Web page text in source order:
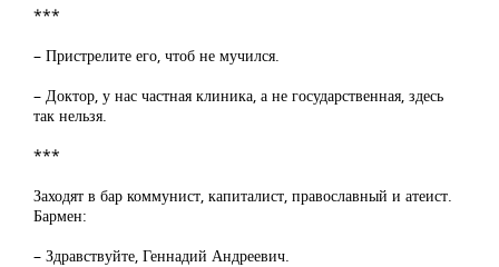
***
– Пристрелите его, чтоб не мучился.
– Доктор, у нас частная клиника, а не государственная, здесь
так нельзя.
***
Заходят в бар коммунист, капиталист, православный и атеист.
Бармен:
– Здравствуйте, Геннадий Андреевич.